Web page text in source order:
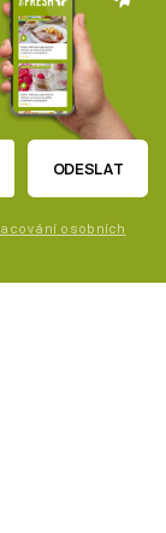
ODESLAT
osobních